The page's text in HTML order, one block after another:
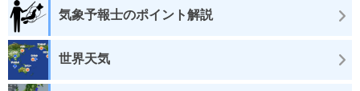
気象予報士のポイント解説
世界天気